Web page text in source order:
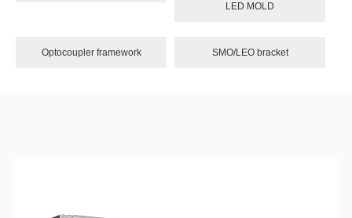
LED MOLD
Optocoupler framework SMO/LEO bracket